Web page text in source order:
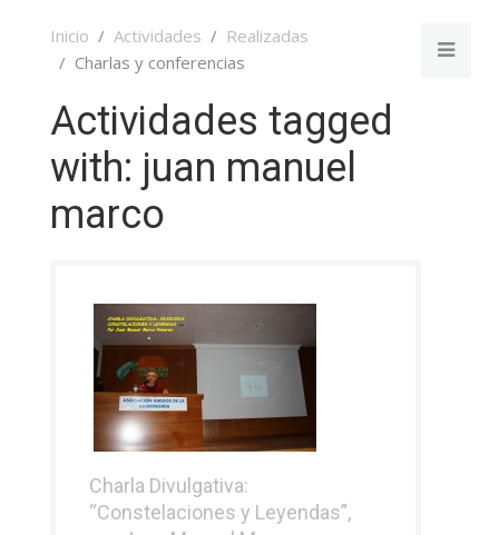
Inicio Actividades
Realizadas
Charlas y conferencias
Actividades tagged
with: juan manuel
marco
Charla Divulgativa:
“Constelaciones y Leyendas”,